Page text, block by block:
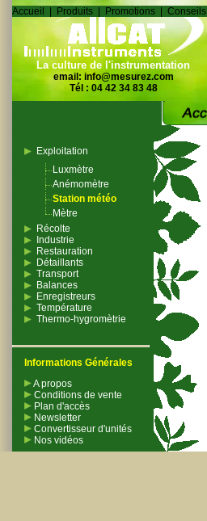
La culture de l'instrumentation
email: info@mesurez.com
Tél : 04 42 34 83 48
Accueil Produits Promotions Conseils
Exploitation
Luxmètre
Anémomètre
Station météo
Mètre
Récolte
Industrie
Restauration
Détaillants
Transport
Balances
Enregistreurs
Température
Thermo-hygromètrie
Informations Générales
A propos
Conditions de vente
Plan d'accès
Newsletter
Convertisseur d'unités
Nos vidéos